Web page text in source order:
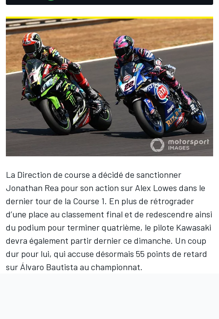
La Direction de course a décidé de sanctionner
Jonathan Rea pour son action sur Alex Lowes dans le
dernier tour de la Course 1. En plus de rétrograder
d’une place au classement final et de redescendre ainsi
du podium pour terminer quatrième, le pilote Kawasaki
devra également partir dernier ce dimanche. Un coup
dur pour lui, qui accuse désormais 55 points de retard
sur Álvaro Bautista au championnat.